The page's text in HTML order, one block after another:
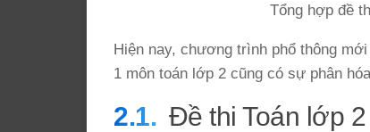
Tổng hợp đề
Hiện nay, chương trình phổ thông
1 môn toán lớp 2 cũng có sự phân
Đề thi Toán lớp